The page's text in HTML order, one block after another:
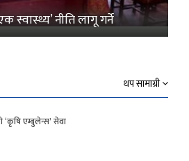
स्वास्थ्य’ नीति लागू गर्ने
थप सामाग्री
एम्बुलेन्स’ सेवा